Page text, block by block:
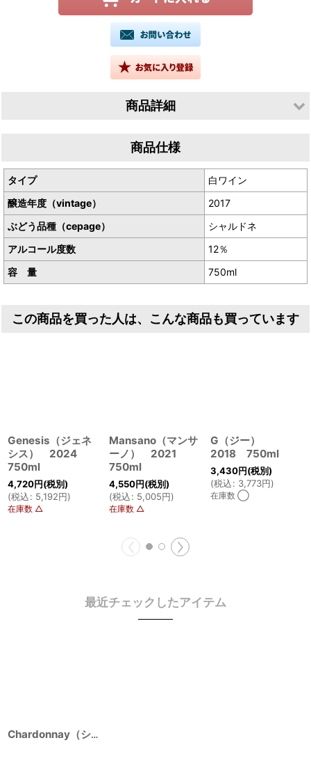
商品詳細
産地／スロヴェニア ヴィパーヴァ商品仕様
タイプ
白ワイン
醸造年度（vintage）
2017
ぶどう品種（cepage）
シャルドネ
アルコール度数
12％
容 量
750ml
この商品を買った人は、こんな商品も買っています
Genesis（ジェネ
シス） 2024
750ml
4,720円(税別)
(税込: 5,192円)
在庫数 △
Mansano（マンサ
ーノ） 2021
750ml
4,550円(税別)
(税込: 5,005円)
在庫数 △
G（ジー）
2018 750ml
3,430円(税別)
(税込: 3,773円)
在庫数 ◯
最近チェックしたアイテム
Chardonnay（シャルドネ） 2017 750ml